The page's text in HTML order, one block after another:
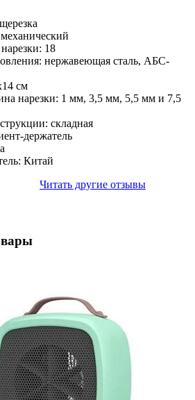
18
нержавеющая сталь, АБС-
см
нарезки: 1 мм, 3,5 мм, 5,5 мм и 7,5
складная
держатель
Китай
Читать другие отзывы